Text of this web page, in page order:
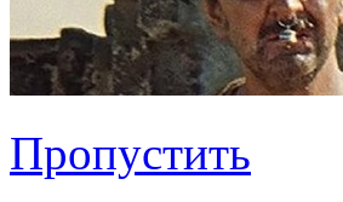
Пропустить